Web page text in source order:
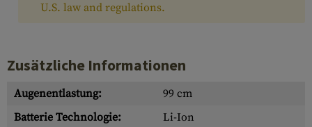
U.S. law and regulations.
Zusätzliche Informationen
Augenentlastung:
99 cm
Batterie Technologie:
Li-Ion